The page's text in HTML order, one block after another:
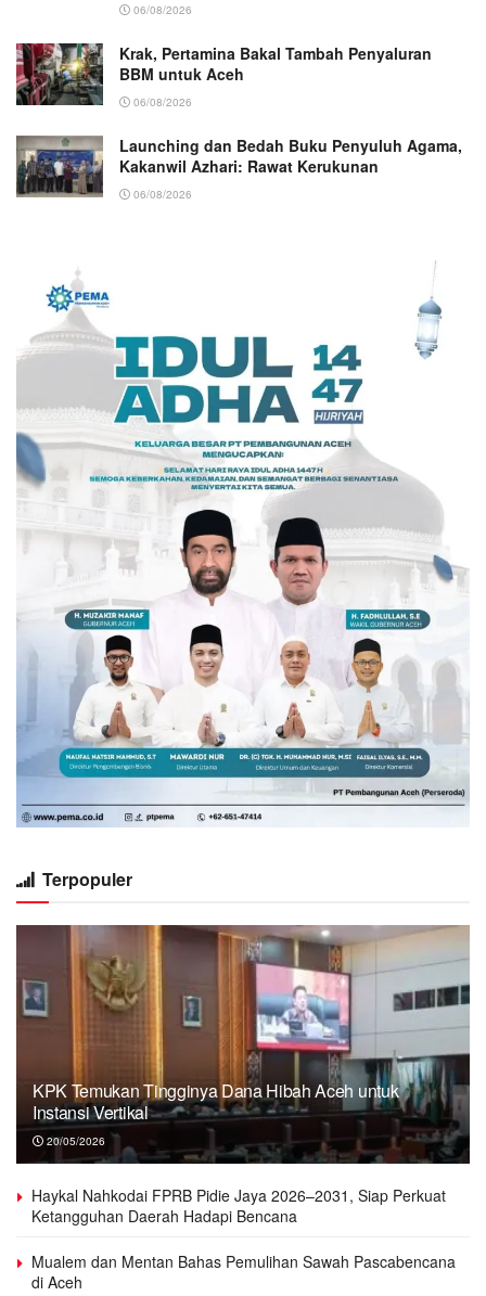
06/08/2026
Krak, Pertamina Bakal Tambah Penyaluran
BBM untuk Aceh
06/08/2026
Launching dan Bedah Buku Penyuluh Agama,
Kakanwil Azhari: Rawat Kerukunan
06/08/2026
Terpopuler
KPK Temukan Tingginya Dana Hibah Aceh untuk
Instansi Vertikal
20/05/2026
Haykal Nahkodai FPRB Pidie Jaya 2026–2031, Siap Perkuat
Ketangguhan Daerah Hadapi Bencana
Mualem dan Mentan Bahas Pemulihan Sawah Pascabencana
di Aceh